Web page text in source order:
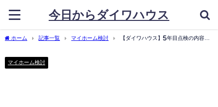
今日からダイワハウス
ホーム 記事一覧 マイホーム検討
【ダイワハウス】5年目点検の内容と
マイホーム検討